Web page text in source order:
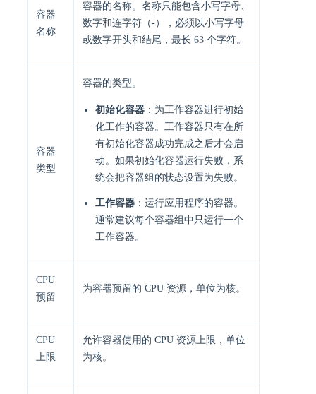
容器
名称
容器的名称。名称只能包含小写字母、
数字和连字符（-），必须以小写字母
或数字开头和结尾，最长 63 个字符。
容器
类型
容器的类型。
初始化容器 ：为工作容器进行初始
化工作的容器。工作容器只有在所
有初始化容器成功完成之后才会启
动。如果初始化容器运行失败，系
统会把容器组的状态设置为失败。
工作容器 ：运行应用程序的容器。
通常建议每个容器组中只运行一个
工作容器。
CPU
预留
为容器预留的 CPU 资源，单位为核。
CPU
上限
允许容器使用的 CPU 资源上限，单位
为核。